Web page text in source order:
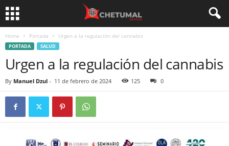
Home Portada Urgen a la regulación del cannabis
PORTADA SALUD
Urgen a la regulación del cannabis
By Manuel Dzul - 11 de febrero de 2024 125 0